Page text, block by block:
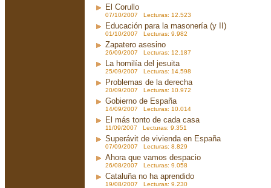
El Corullo
07/10/2007 Lecturas: 12.523
Educación para la masonería (y II)
01/10/2007 Lecturas: 9.982
Zapatero asesino
26/09/2007 Lecturas: 12.187
La homilía del jesuita
25/09/2007 Lecturas: 14.598
Problemas de la derecha
20/09/2007 Lecturas: 10.972
Gobierno de España
14/09/2007 Lecturas: 10.014
El más tonto de cada casa
11/09/2007 Lecturas: 9.351
Superávit de vivienda en España
07/09/2007 Lecturas: 8.829
Ahora que vamos despacio
26/08/2007 Lecturas: 9.058
Cataluña no ha aprendido
19/08/2007 Lecturas: 9.230